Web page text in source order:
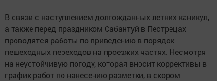
В связи с наступлением долгожданных летних каникул,
а также перед праздником Сабантуй в Пестрецах
проводятся работы по приведению в порядок
пешеходных переходов на проезжих частях. Несмотря
на неустойчивую погоду, которая вносит коррективы в
график работ по нанесению разметки, в скором